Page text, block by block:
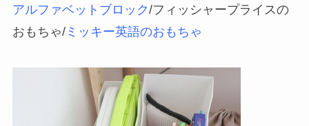
アルファベットブロック/フィッシャープライスの
おもちゃ/ミッキー英語のおもちゃ